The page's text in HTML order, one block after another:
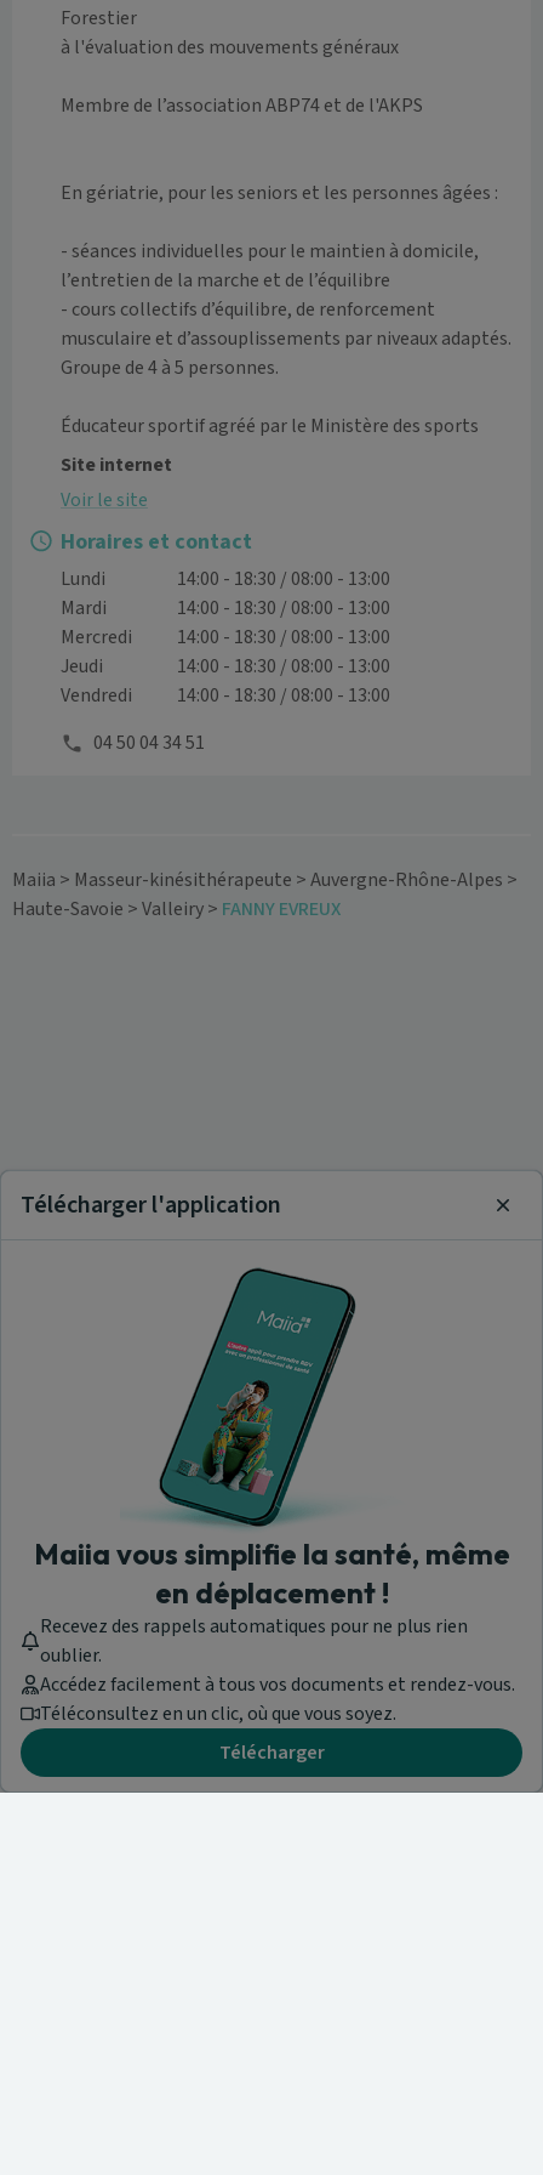
Forestier
à l'évaluation des mouvements généraux
Membre de l’association ABP74 et de l'AKPS
En gériatrie, pour les seniors et les personnes âgées :
- séances individuelles pour le maintien à domicile,
l’entretien de la marche et de l’équilibre
- cours collectifs d’équilibre, de renforcement
musculaire et d’assouplissements par niveaux adaptés.
Groupe de 4 à 5 personnes.
Éducateur sportif agréé par le Ministère des sports
Site internet
Voir le site
Horaires et contact
Lundi
14:00 - 18:30 / 08:00 - 13:00
Mardi
14:00 - 18:30 / 08:00 - 13:00
Mercredi
14:00 - 18:30 / 08:00 - 13:00
Jeudi
14:00 - 18:30 / 08:00 - 13:00
Vendredi
14:00 - 18:30 / 08:00 - 13:00
04 50 04 34 51
Maiia > Masseur-kinésithérapeute >Auvergne-Rhône-Alpes >
Haute-Savoie >Valleiry> FANNY EVREUX
Télécharger l'application
Maiia vous simplifie la santé, même
en déplacement !
Recevez des rappels automatiques pour ne plus rien
oublier.
Accédez facilement à tous vos documents et rendez-vous.
Téléconsultez en un clic, où que vous soyez.
Télécharger